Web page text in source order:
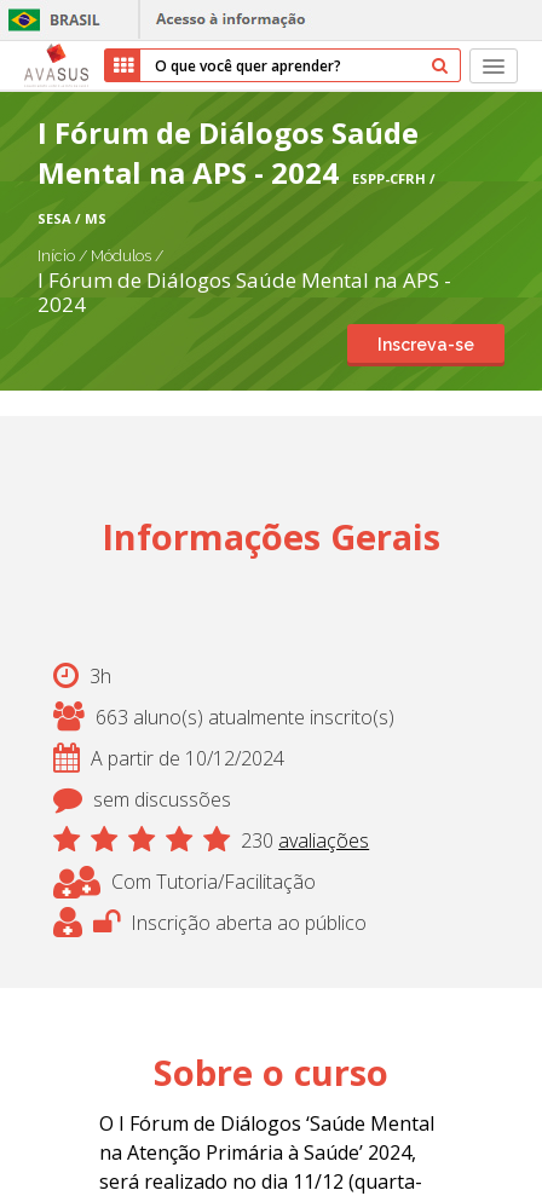
Início
Cursos
Sobre nós
Cadastrar
I Fórum de Diálogos Saúde
Mental na APS - 2024
ESPP-CFRH /
SESA / MS
Início / Módulos/
I Fórum de Diálogos Saúde Mental na APS -
2024
Inscreva-se
Informações Gerais
3h
663 aluno(s) atualmente inscrito(s)
A partir de 10/12/2024
sem discussões
230 avaliações
Com Tutoria/Facilitação
Inscrição aberta ao público
Sobre o curso
O I Fórum de Diálogos ‘Saúde Mental
na Atenção Primária à Saúde’ 2024,
será realizado no dia 11/12 (quarta-